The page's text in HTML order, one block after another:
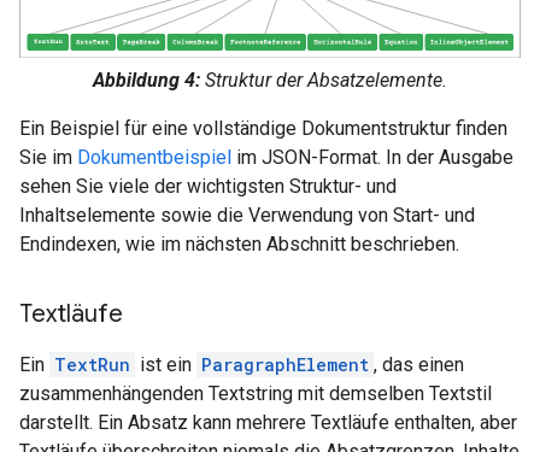
Abbildung 4: Struktur der Absatzelemente.
Ein Beispiel für eine vollständige Dokumentstruktur finden
Sie im Dokumentbeispiel im JSON-Format. In der Ausgabe
sehen Sie viele der wichtigsten Struktur- und
Inhaltselemente sowie die Verwendung von Start- und
Endindexen, wie im nächsten Abschnitt beschrieben.
Textläufe
Ein TextRun ist ein ParagraphElement , das einen
zusammenhängenden Textstring mit demselben Textstil
darstellt. Ein Absatz kann mehrere Textläufe enthalten, aber